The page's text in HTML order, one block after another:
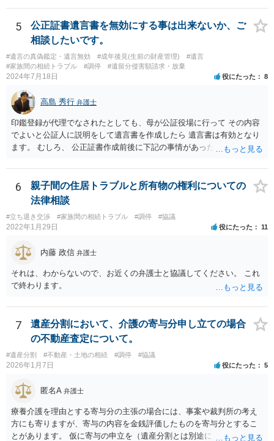
5
公正証書遺言書を無効にする事は出来ないか、ご
相談したいです。
#遺言の真偽鑑定・遺言無効 #成年後見(生前の財産管理)
#遺言
#家族間の相続トラブル
#調停 #遺留分侵害額請求・放棄
2024年7月18日 役にたった 8
高島 秀行 弁護士
印鑑登録が代理でなされたとしても、母が公証役場に行って その内容
でよいと公証人に説明をして遺言書を作成したら 遺言書は有効となり
ます。 むしろ、 公正証書作成前後に下記の事情があったことが証明で
月に携帯が新しくなった母からの第一声は「ここにいたら殺される」
「面会に来てくれ」で、長男に聞くと「面会は出来ない。俺は携帯電
話の使い方を教える為に会っている」「母の話は聞かなくて良い」と
電話が切れました。その後の電話でも「食事に毒が入っている」「体
にチップが埋められている」等、おかしかったです。 当時の診療記
録、介護認定の資料、介護記録を取得して 弁護士に面談で相談された
方がよいと思います。
6
親子間の住居トラブルと所有物の権利についての
法律相談
#立ち退き交渉 #家族間の相続トラブル #調停 #協議
2022年1月29日 役にたった 11
内藤 政信 弁護士
それは、わからないので、お近くの弁護士と協議してください。 これ
で終わります。
7
遺産分割において、介護の寄与分申し立ての場合
の不動産査定について。
#遺産分割 #不動産・土地の相続 #調停 #協議
2026年1月7日 役にたった 5
匿名A 弁護士
療養介護を理由とする寄与分の主張の場合には、事案や裁判所の考え
方にも寄りますが、寄与の内容を金銭評価したものを寄与分とするこ
とがあります。 仮に寄与の申立を（遺産分割とは別途に）して、その